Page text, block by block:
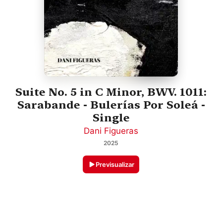
Suite No. 5 in C Minor, BWV. 1011:
Sarabande - Bulerías Por Soleá -
Single
Dani Figueras
2025
Previsualizar